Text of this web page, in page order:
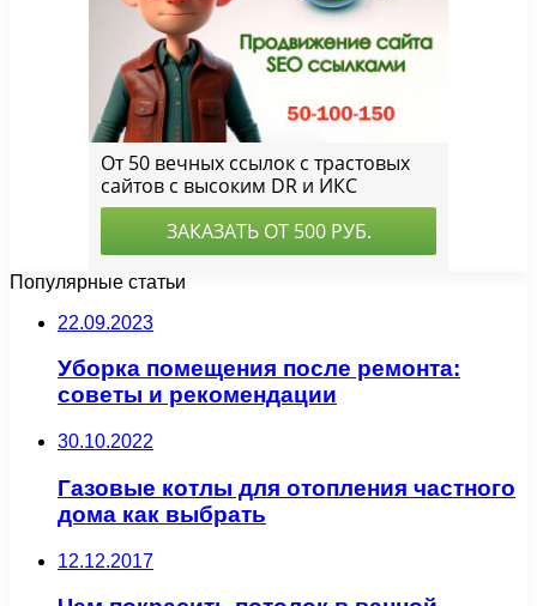
Популярные статьи
22.09.2023
Уборка помещения после ремонта:
советы и рекомендации
30.10.2022
Газовые котлы для отопления частного
дома как выбрать
12.12.2017